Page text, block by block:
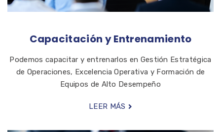
Capacitación y Entrenamiento
Podemos capacitar y entrenarlos en Gestión Estratégica
de Operaciones, Excelencia Operativa y Formación de
Equipos de Alto Desempeño
LEER MÁS